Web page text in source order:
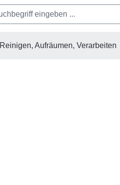
Reinigen, Aufräumen, Verarbeiten